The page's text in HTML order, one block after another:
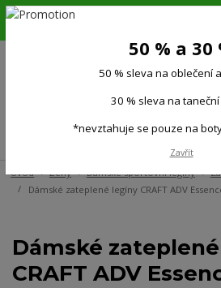
6.-16.8.26. DOVOLENÁ !!! 50 % SLEVA na
(Po-Pá 9:00-15.00)
Úvod Ženy Dámské sportovní legíny
Dámské zateplené legíny CRAFT ADV
Dámské
CRAFT ADV
50 % a 30
50 % sleva na oblečení
30 % sleva na
*nevztahuje se pouze na boty
Zavřít